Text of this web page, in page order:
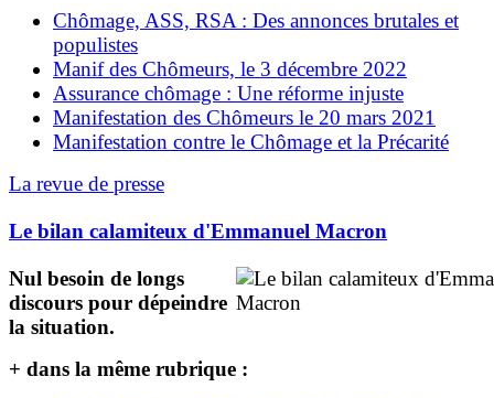
Chômage, ASS, RSA : Des annonces brutales et
populistes
Manif des Chômeurs, le 3 décembre 2022
Assurance chômage : Une réforme injuste
Manifestation des Chômeurs le 20 mars 2021
Manifestation contre le Chômage et la Précarité
La revue de presse
Le bilan calamiteux d'Emmanuel Macron
Nul besoin de longs
discours pour dépeindre
la situation.
+ dans la même rubrique :